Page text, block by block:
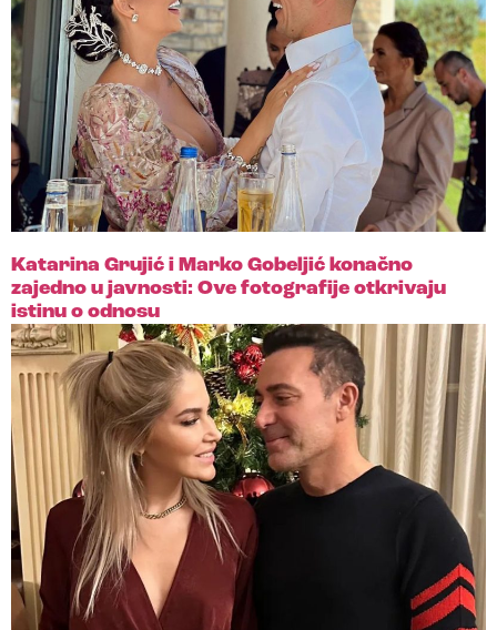
Katarina Grujić i Marko Gobeljić konačno
zajedno u javnosti: Ove fotografije otkrivaju
istinu o odnosu